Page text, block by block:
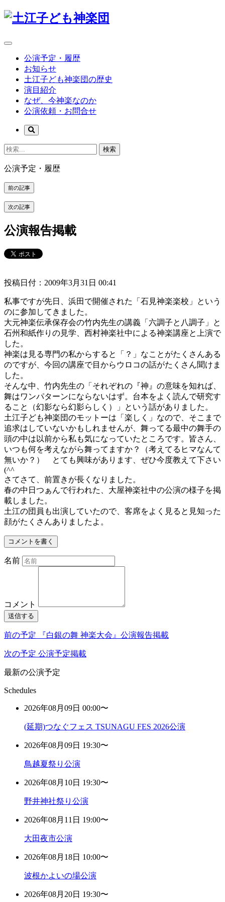
公演予定・履歴
お知らせ
土江子ども神楽団の歴史
演目紹介
なぜ、今神楽なのか
公演依頼・お問合せ
検索
公演予定・履歴
前の記事
次の記事
公演報告掲載
投稿日付：2009年3月31日 00:41
私事ですが先日、浜田で開催された「石見神楽楽校」という
のに参加してきました。
大元神楽伝承保存会の竹内先生の講義「六調子と八調子」と
石州和紙作りの見学、西村神楽社中による神楽講座と上演で
した。
神楽は見る専門の私からすると「？」なことがたくさんある
のですが、今回の講座で目からウロコの話がたくさん聞けま
した。
そんな中、竹内先生の「それぞれの『神』の意味を知れば、
舞はワンパターンにならないはず。台本をよく読んで研究す
ること（幻影なら幻影らしく）」という話がありました。
土江子ども神楽団のモットーは「楽しく」なので、そこまで
追求はしていないかもしれませんが、舞ってる最中の舞手の
頭の中は以前から私も気になっていたところです。皆さん、
いつも何を考えながら舞ってますか？（考えてるヒマなんて
無いか？） とても興味があります、ぜひ今度教えて下さい
(^^
さてさて、前置きが長くなりました。
春の中日つぁんで行われた、大屋神楽社中の公演の様子を掲
載しました。
土江の団員も出演していたので、客席をよく見ると見知った
顔がたくさんありましたよ。
コメントを書く
名前
コメント
送信する
前の予定 『白銀の舞 神楽大会』公演報告掲載
次の予定 公演予定掲載
最新の公演予定
Schedules
2026年08月09日 00:00〜
(延期)つなぐフェス TSUNAGU FES 2026公演
2026年08月09日 19:30〜
鳥越夏祭り公演
2026年08月10日 19:30〜
野井神社祭り公演
2026年08月11日 19:00〜
大田夜市公演
2026年08月18日 10:00〜
波根かよいの場公演
2026年08月20日 19:30〜